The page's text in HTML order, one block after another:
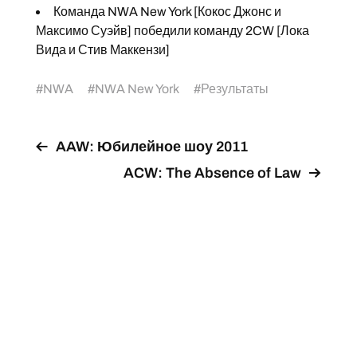
Команда NWA New York [Кокос Джонс и
Максимо Суэйв] победили команду 2CW [Лока
Вида и Стив Маккензи]
#NWA #NWA New York #Результаты
AAW: Юбилейное шоу 2011
ACW: The Absence of Law